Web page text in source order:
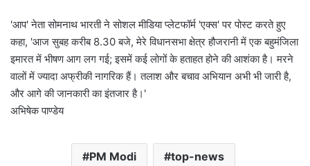
'आप' नेता सोमनाथ भारती ने सोशल मीडिया प्लेटफॉर्म 'एक्स' पर पोस्ट करते हुए
कहा, 'आज सुबह करीब 8.30 बजे, मेरे विधानसभा क्षेत्र हौजरानी में एक बहुमंजिला
इमारत में भीषण आग लग गई; इसमें कई लोगों के हताहत होने की आशंका है। मरने
वालों में ज्यादा अफ्रीकी नागरिक हैं। तलाश और बचाव अभियान अभी भी जारी है,
और आगे की जानकारी का इंतजार है।'
अभिषेक पाण्डेय
PM Modi top-news